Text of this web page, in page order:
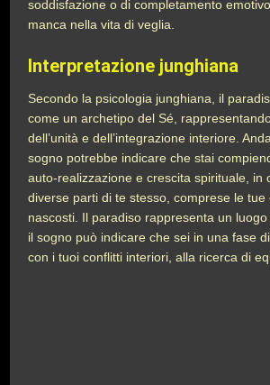
soddisfazione o di completamento
manca nella vita di veglia.
Interpretazione junghiana
Secondo la psicologia junghiana, il
come un archetipo del Sé,
dell’unità e dell’integrazione interiore.
sogno potrebbe indicare che stai
auto-realizzazione e crescita spirituale, in
diverse parti di te stesso, comprese le
nascosti. Il paradiso rappresenta un
il sogno può indicare che sei in una fase
con i tuoi conflitti interiori, alla ricerca di